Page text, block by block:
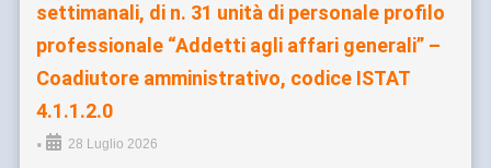
settimanali, di n. 31 unità di personale profilo
professionale “Addetti agli affari generali” –
Coadiutore amministrativo, codice ISTAT
4.1.1.2.0
• 28 Luglio 2026